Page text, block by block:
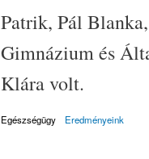
Patrik, Pál
Gimnázium és
Klára volt.
Egészségügy Eredményeink